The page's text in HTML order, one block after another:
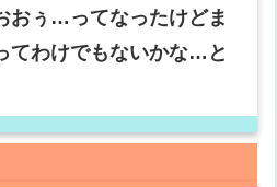
おぅ…ってなったけどま
てわけでもないかな…と